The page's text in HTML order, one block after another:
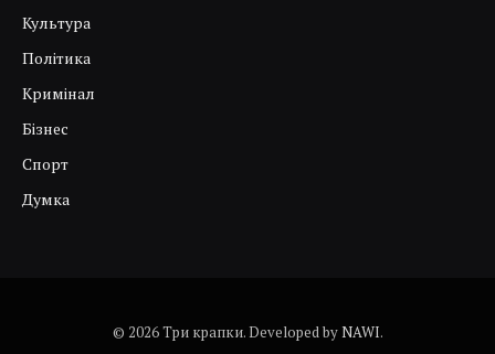
Культура
Політика
Кримінал
Бізнес
Спорт
Думка
© 2026 Три крапки. Developed byNAWI.